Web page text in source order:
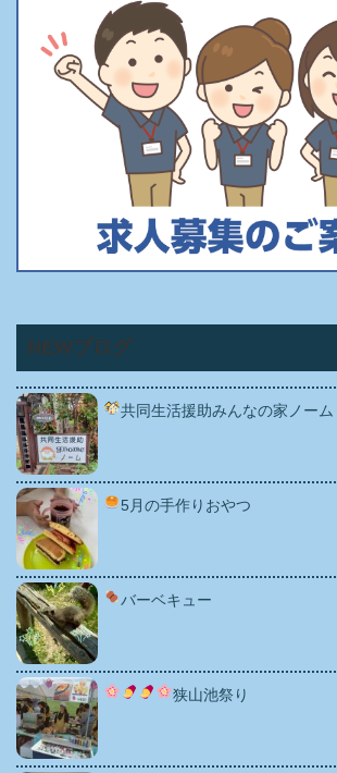
NEWブログ
共同生活援助みんなの家ノーム
5月の手作りおやつ
バーベキュー
狭山池祭り